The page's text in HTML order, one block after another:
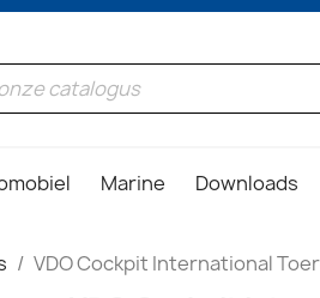
Marine Downloads
VDO Cockpit International